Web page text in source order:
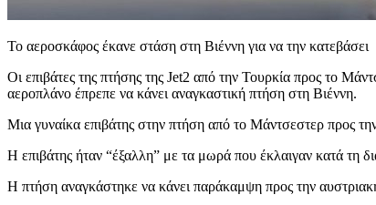
Το αεροσκάφος έκανε στάση στη Βιέννη για να την κατεβάσει
Οι επιβάτες της πτήσης της Jet2 από την Τουρκία προς το
αεροπλάνο έπρεπε να κάνει αναγκαστική πτήση στη Βιέννη.
Μια γυναίκα επιβάτης στην πτήση από το Μάντσεστερ προς
Η επιβάτης ήταν “έξαλλη” με τα μωρά που έκλαιγαν κατά τη
Η πτήση αναγκάστηκε να κάνει παράκαμψη προς την